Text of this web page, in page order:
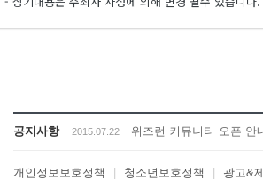
공지사항 2015.07.22 위즈런 커뮤니티 오픈 안
개인정보보호정책 청소년보호정책 광고&